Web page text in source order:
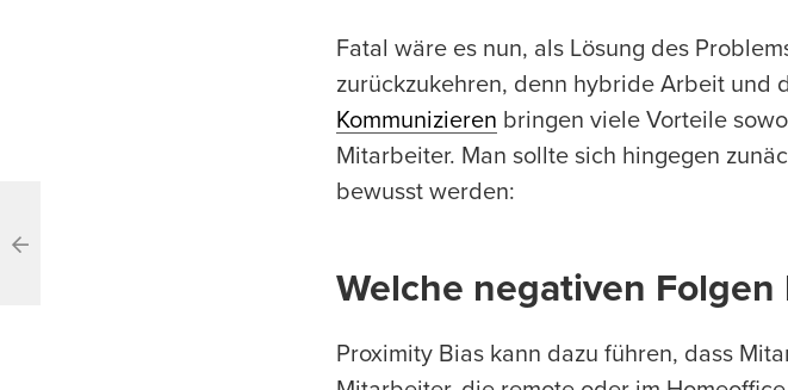
Fatal wäre es nun, als Lösung des
zurückzukehren, denn hybride Arbeit und
Kommunizieren bringen viele Vorteile
Mitarbeiter. Man sollte sich hingegen
bewusst werden:
Welche negativen Folgen
Proximity Bias kann dazu führen, dass